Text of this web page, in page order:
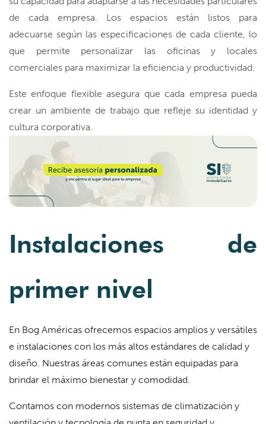
de cada empresa. Los espacios están listos para
adecuarse según las especificaciones de cada cliente, lo
que permite personalizar las oficinas y locales
comerciales para maximizar la eficiencia y productividad.
Este enfoque flexible asegura que cada empresa pueda
crear un ambiente de trabajo que refleje su identidad y
cultura corporativa.
Instalaciones de
primer nivel
En Bog Américas ofrecemos espacios amplios y versátiles
e instalaciones con los más altos estándares de calidad y
diseño. Nuestras áreas comunes están equipadas para
brindar el máximo bienestar y comodidad.
Contamos con modernos sistemas de climatización y